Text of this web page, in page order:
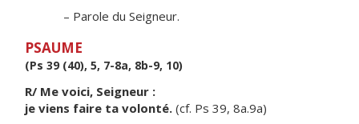
– Parole du Seigneur.
PSAUME
(Ps 39 (40), 5, 7-8a, 8b-9, 10)
R/ Me voici, Seigneur :
je viens faire ta volonté. (cf. Ps 39, 8a.9a)